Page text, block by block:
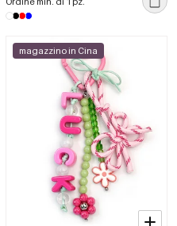
magazzino in Cina